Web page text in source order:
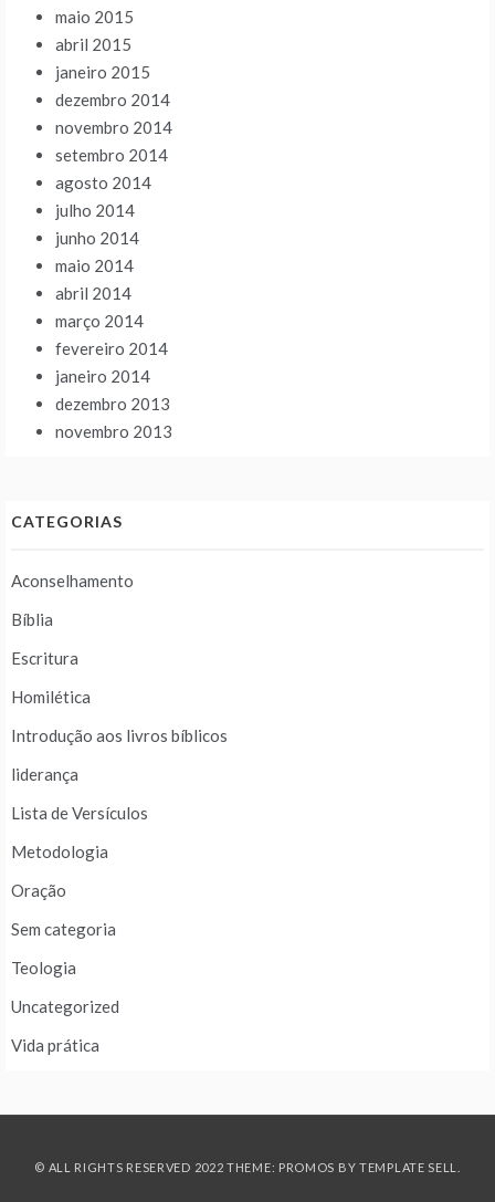
maio 2015
abril 2015
janeiro 2015
dezembro 2014
novembro 2014
setembro 2014
agosto 2014
julho 2014
junho 2014
maio 2014
abril 2014
março 2014
fevereiro 2014
janeiro 2014
dezembro 2013
novembro 2013
CATEGORIAS
Aconselhamento
Bíblia
Escritura
Homilética
Introdução aos livros bíblicos
liderança
Lista de Versículos
Metodologia
Oração
Sem categoria
Teologia
Uncategorized
Vida prática
© ALL RIGHTS RESERVED 2022 THEME: PROMOS BY TEMPLATE SELL